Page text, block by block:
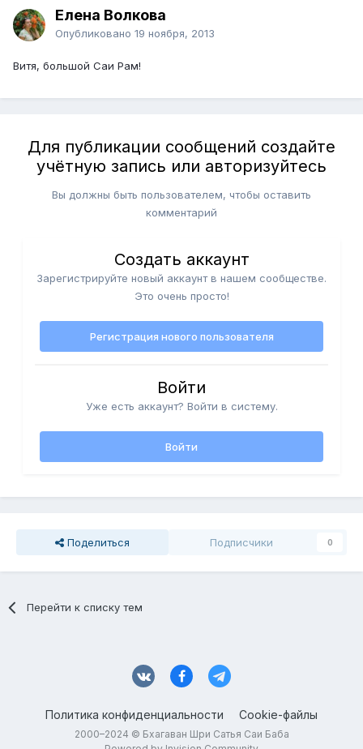
Елена Волкова
Опубликовано 19 ноября, 2013
Витя, большой Саи Рам!
Для публикации сообщений создайте
учётную запись или авторизуйтесь
Вы должны быть пользователем, чтобы оставить
комментарий
Создать аккаунт
Зарегистрируйте новый аккаунт в нашем сообществе.
Это очень просто!
Регистрация нового пользователя
Войти
Уже есть аккаунт? Войти в систему.
Войти
Поделиться Подписчики 0
Перейти к списку тем
Политика конфиденциальности Cookie-файлы
2000–2024 © Бхагаван Шри Сатья Саи Баба